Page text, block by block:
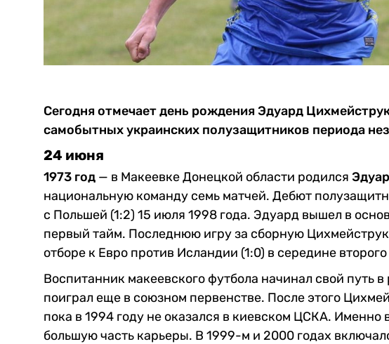
Сегодня отмечает день рождения Эдуард
самобытных украинских полузащитников периода
24 июня
1973 год — в Макеевке Донецкой области родился
национальную команду семь матчей. Дебют
с Польшей (1:2) 15 июля 1998 года. Эдуард вышел в
первый тайм. Последнюю игру за сборную
отборе к Евро против Исландии (1:0) в середине
Воспитанник макеевского футбола начинал свой путь
поиграл еще в союзном первенстве. После этого
пока в 1994 году не оказался в киевском ЦСКА. Именно
большую часть карьеры. В 1999-м и 2000 годах